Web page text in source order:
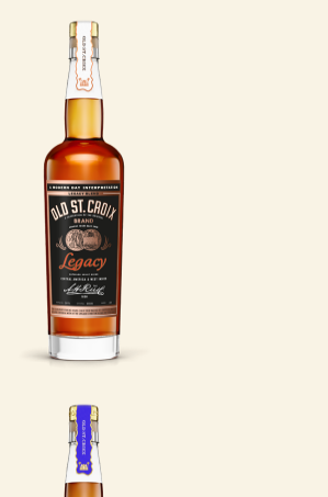
XO Legacy
Reserve
For 150 år siden
introducerede den
danske apoteker og
eventyrer Albert
Heinrich Riise spiritus
fra Vestindien til verden
under navnet Old St.
Croix - en hyldest til
den frodige caribiske ø
St. Croix, kendt for sin
sukkerrørsproduktion.
LÆS MERE
Thin Blue Line
Når du nyder dette
blend, støtter du Thin